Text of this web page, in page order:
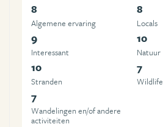
8
Algemene ervaring
8
Locals
9
Interessant
10
Natuur
10
Stranden
7
Wildlife
7
Wandelingen en/of andere
activiteiten